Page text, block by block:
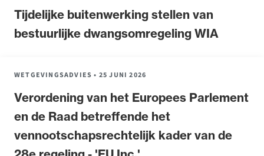
Tijdelijke buitenwerking stellen van
bestuurlijke dwangsomregeling WIA
Verordening van het Europees Parlement
en de Raad betreffende het
vennootschapsrechtelijk kader van de
WETGEVINGSADVIES• 25 JUNI 2026